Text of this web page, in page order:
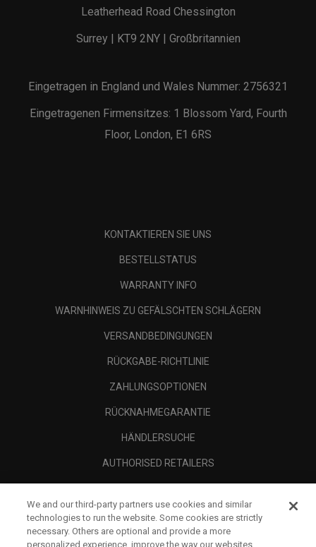
Leatherhead Road Chessington
Surrey | KT9 2NY | Großbritannien
Eingetragen in England und Wales Nummer: 2756321
Eingetragenen Firmensitzes: 1 Blossom Yard, Fourth
Floor, London, E1 6RS
KONTAKTIEREN SIE UNS
BESTELLSTATUS
WARRANTY INFO
WARNHINWEIS ZU GEFÄLSCHTEN SCHLÄGERN
VERSANDBEDINGUNGEN
RÜCKGABE-RICHTLINIE
ZAHLUNGSOPTIONEN
RÜCKNAHMEGARANTIE
HÄNDLERSUCHE
AUTHORISED RETAILERS
UNTERNEHMENSPROFIL
RECHTLICHES-
We and our third-party partners use cookies and similar
technologies to run the website. Some cookies are strictly
necessary. Others are optional and provide a more
personalized experience, improve the way our websites